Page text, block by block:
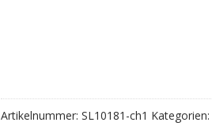
Artikelnummer: SL10181-ch1 Kategorien: